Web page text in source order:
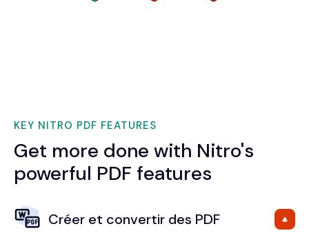
KEY NITRO PDF FEATURES
Get more done with Nitro's
powerful PDF features
Créer et convertir des PDF